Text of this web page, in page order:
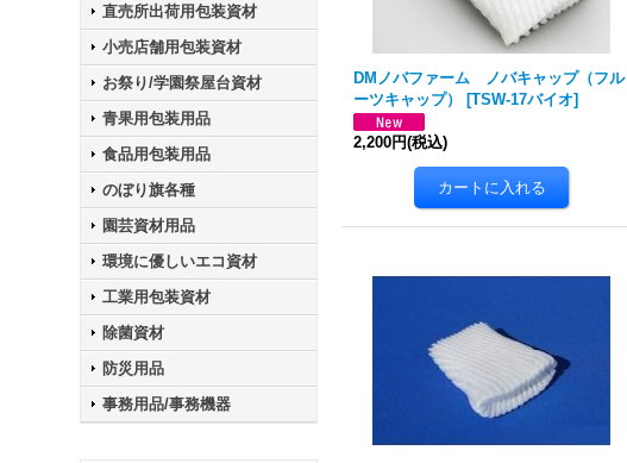
直売所出荷用包装資材
小売店舗用包装資材
お祭り/学園祭屋台資材
青果用包装用品
食品用包装用品
のぼり旗各種
園芸資材用品
環境に優しいエコ資材
工業用包装資材
除菌資材
防災用品
事務用品/事務機器
DMノバファーム ノバキャップ（フル
ーツキャップ）
[TSW-17バイオ]
2,200円(税込)